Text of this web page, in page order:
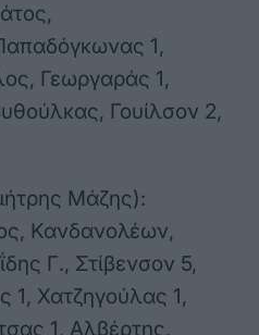
1,
Γεωργαράς 1,
Γουίλσον 2,
Μάζης):
Κανδανολέων,
Γ., Στίβενσον 5,
1, Χατζηγούλας 1,
1, Αλβέρτης,